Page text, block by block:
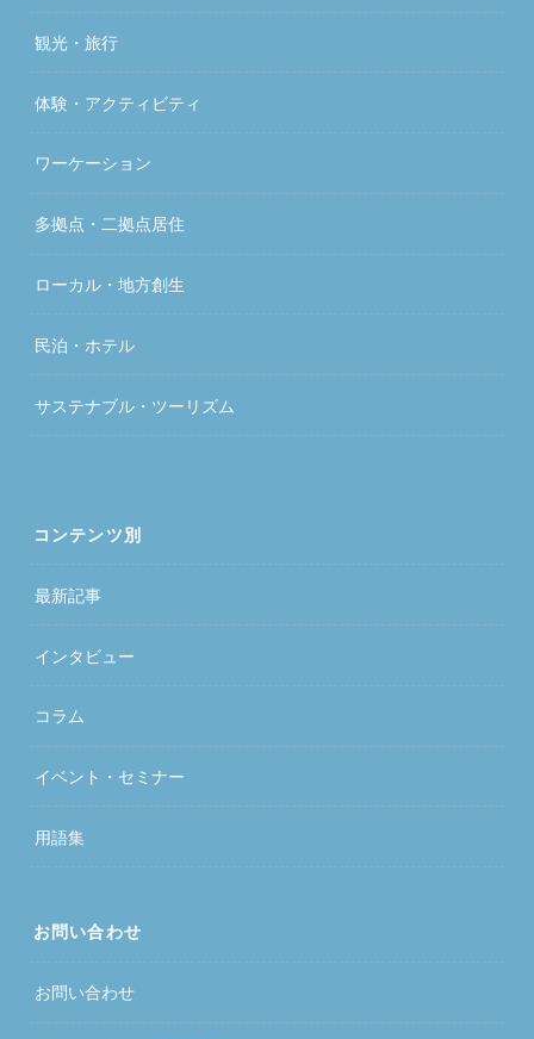
観光・旅行
体験・アクティビティ
ワーケーション
多拠点・二拠点居住
ローカル・地方創生
民泊・ホテル
サステナブル・ツーリズム
コンテンツ別
最新記事
インタビュー
コラム
イベント・セミナー
用語集
お問い合わせ
お問い合わせ